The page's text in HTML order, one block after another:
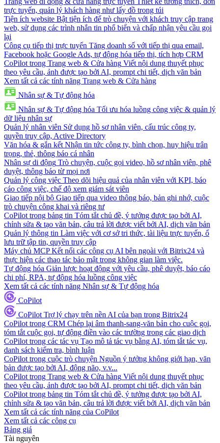
trực tuyến, quản lý khách hàng như lấy đồ trong túi
Tiện ích website Bật tiện ích để trò chuyện với khách truy cập trang
web, sử dụng các trình nhắn tin phổ biến và chấp nhận yêu cầu gọi
lại
Công cụ tiếp thị trực tuyến Tăng doanh số với tiếp thị qua email,
Facebook hoặc Google Ads, tự động hóa tiếp thị, tích hợp CRM
CoPilot trong Trang web & Cửa hàng Viết nội dung thuyết phục
theo yêu cầu, ảnh được tạo bởi AI, prompt chi tiết, dịch văn bản
Xem tất cả các tính năng Trang web & Cửa hàng
Nhân sự & Tự động hóa
Nhân sự & Tự động hóa Tối ưu hóa luồng công việc & quản lý
dữ liệu nhân sự
Quản lý nhân viên Sử dụng hồ sơ nhân viên, cấu trúc công ty,
quyền truy cập, Active Directory
Văn hóa & gắn kết Nhận tin tức công ty, bình chọn, huy hiệu trân
trọng, thẻ, thông báo cá nhân
Nhân sự di động Trò chuyện, cuộc gọi video, hồ sơ nhân viên, phê
duyệt, thông báo từ mọi nơi
Quản lý công việc Theo dõi hiệu quả của nhân viên với KPI, báo
cáo công việc, chế độ xem giám sát viên
Giao tiếp nội bộ Giao tiếp qua video thông báo, bản ghi nhớ, cuộc
trò chuyện công khai và riêng tư
CoPilot trong bảng tin Tóm tắt chủ đề, ý tưởng được tạo bởi AI,
chỉnh sửa & tạo văn bản, câu trả lời được viết bởi AI, dịch văn bản
Quản lý thông tin Làm việc với cơ sở tri thức, tài liệu trực tuyến, ổ
lưu trữ tập tin, quyền truy cập
Máy chủ MCP Kết nối các công cụ AI bên ngoài với Bitrix24 và
thực hiện các thao tác bảo mật trong không gian làm việc.
Tự động hóa Giản lược hoạt động với yêu cầu, phê duyệt, báo cáo
chi phí, RPA, tự động hóa luồng công việc
Xem tất cả các tính năng Nhân sự & Tự động hóa
CoPilot
CoPilot Trợ lý chạy trên nền AI của bạn trong Bitrix24
CoPilot trong CRM Chép lại âm thanh-sang-văn bản cho cuộc gọi,
tóm tắt cuộc gọi, tự động điền vào các trường trong các giao dịch
CoPilot trong các tác vụ Tạo mô tả tác vụ bằng AI, tóm tắt tác vụ,
danh sách kiểm tra, bình luận
CoPilot trong cuộc trò chuyện Nguồn ý tưởng không giới hạn, văn
bản được tạo bởi AI, động não, v.v...
CoPilot trong Trang web & Cửa hàng Viết nội dung thuyết phục
theo yêu cầu, ảnh được tạo bởi AI, prompt chi tiết, dịch văn bản
CoPilot trong bảng tin Tóm tắt chủ đề, ý tưởng được tạo bởi AI,
chỉnh sửa & tạo văn bản, câu trả lời được viết bởi AI, dịch văn bản
Xem tất cả các tính năng của CoPilot
Xem tất cả các công cụ
Bảng giá
Tài nguyên